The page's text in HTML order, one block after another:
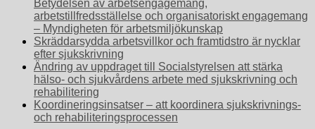
Betydelsen av arbetsengagemang,
arbetstillfredsställelse och organisatoriskt engagemang
– Myndigheten för arbetsmiljökunskap
Skräddarsydda arbetsvillkor och framtidstro är nycklar
efter sjukskrivning
Ändring av uppdraget till Socialstyrelsen att stärka
hälso- och sjukvårdens arbete med sjukskrivning och
rehabilitering
Koordineringsinsatser – att koordinera sjukskrivnings-
och rehabiliteringsprocessen